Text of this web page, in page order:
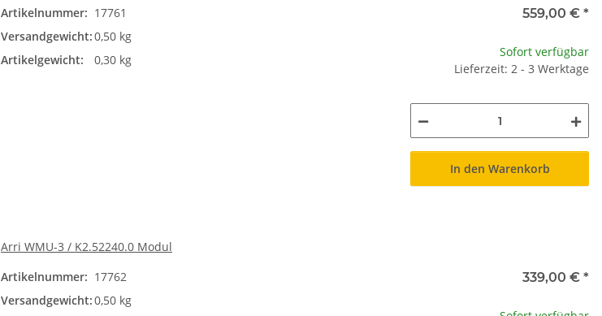
Artikelnummer: 17761
Versandgewicht:0,50 kg
Artikelgewicht:
0,30 kg
559,00 € *
Sofort verfügbar
Lieferzeit: 2 - 3 Werktage
In den Warenkorb
Arri WMU-3 / K2.52240.0 Modul
Artikelnummer: 17762
Versandgewicht:0,50 kg
339,00 € *